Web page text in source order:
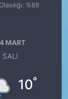
%89
MART
SALI
10°